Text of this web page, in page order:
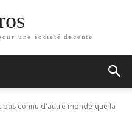
une société décente
pas connu d'autre monde que la